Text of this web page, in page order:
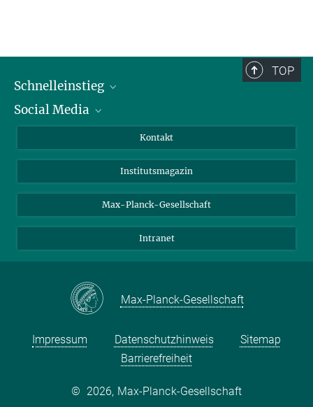
TOP
Schnelleinstieg
Alumni
Fördernde
Schulen
Studierende
Social Media
Bluesky
Facebook
YouTube
Kontakt
Institutsmagazin
Max-Planck-Gesellschaft
Intranet
Max-Planck-Gesellschaft
Impressum Datenschutzhinweis
Sitemap
Barrierefreiheit
© 2026, Max-Planck-Gesellschaft